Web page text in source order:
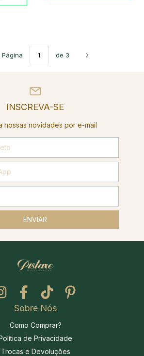
Página de 3
INSCREVA-SE
nossas novidades por e-mail
Sobre Nós
Como Comprar?
de Privacidade
Trocas e Devoluções